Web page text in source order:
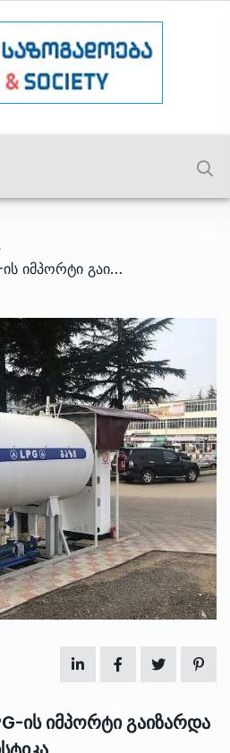
/ საქართველოში LPG-ის იმპორტი გაიზარდა – ექვსი თვის სტატისტიკა
ის იმპორტი გაიზარდა